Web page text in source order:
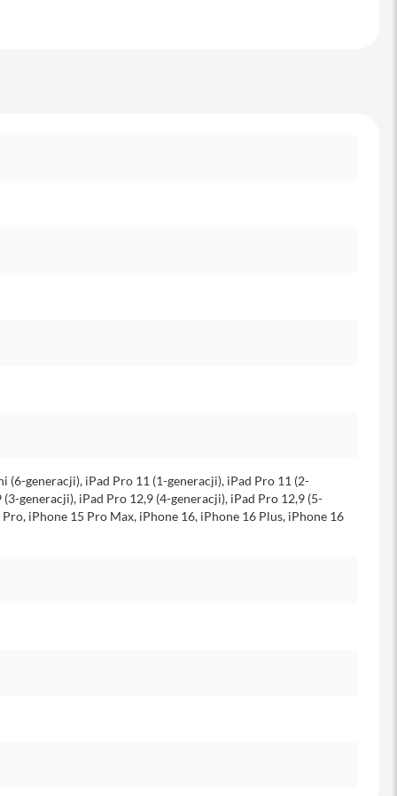
generacji), iPad Pro 11 (1-generacji), iPad Pro 11 (2-
generacji), iPad Pro 12,9 (4-generacji), iPad Pro 12,9 (5-
iPhone 15 Pro Max, iPhone 16, iPhone 16 Plus, iPhone 16